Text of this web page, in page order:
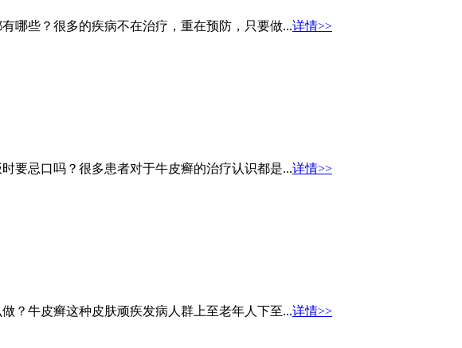
哪些？很多的疾病不在治疗，重在预防，只要做...详情>>
要忌口吗？很多患者对于牛皮癣的治疗认识都是...详情>>
？牛皮癣这种皮肤顽疾发病人群上至老年人下至...详情>>